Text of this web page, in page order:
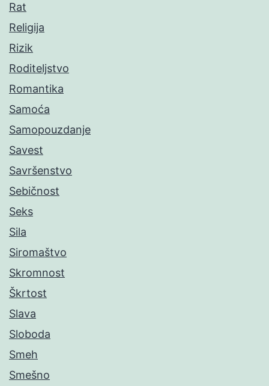
Rat
Religija
Rizik
Roditeljstvo
Romantika
Samoća
Samopouzdanje
Savest
Savršenstvo
Sebičnost
Seks
Sila
Siromaštvo
Skromnost
Škrtost
Slava
Sloboda
Smeh
Smešno